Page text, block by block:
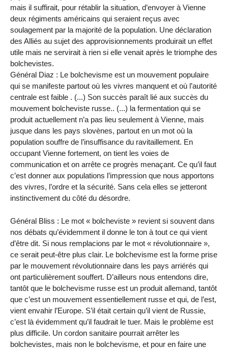
mais il suffirait, pour rétablir la situation, d’envoyer à Vienne
deux régiments américains qui seraient reçus avec
soulagement par la majorité de la population. Une déclaration
des Alliés au sujet des approvisionnements produirait un effet
utile mais ne servirait à rien si elle venait après le triomphe des
bolchevistes.
Général Diaz : Le bolchevisme est un mouvement populaire
qui se manifeste partout où les vivres manquent et où l’autorité
centrale est faible . (...) Son succès paraît lié aux succès du
mouvement bolcheviste russe.. (...) la fermentation qui se
produit actuellement n’a pas lieu seulement à Vienne, mais
jusque dans les pays slovènes, partout en un mot où la
population souffre de l’insuffisance du ravitaillement. En
occupant Vienne fortement, on tient les voies de
communication et on arrête ce progrès menaçant. Ce qu’il faut
c’est donner aux populations l’impression que nous apportons
des vivres, l’ordre et la sécurité. Sans cela elles se jetteront
instinctivement du côté du désordre.
Général Bliss : Le mot « bolcheviste » revient si souvent dans
nos débats qu’évidemment il donne le ton à tout ce qui vient
d’être dit. Si nous remplacions par le mot « révolutionnaire »,
ce serait peut-être plus clair. Le bolchevisme est la forme prise
par le mouvement révolutionnaire dans les pays arriérés qui
ont particulièrement souffert. D’ailleurs nous entendons dire,
tantôt que le bolchevisme russe est un produit allemand, tantôt
que c’est un mouvement essentiellement russe et qui, de l’est,
vient envahir l’Europe. S’il était certain qu’il vient de Russie,
c’est là évidemment qu’il faudrait le tuer. Mais le problème est
plus difficile. Un cordon sanitaire pourrait arrêter les
bolchevistes, mais non le bolchevisme, et pour en faire une